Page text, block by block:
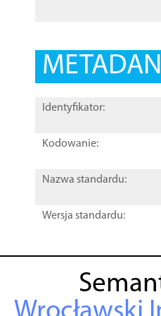
Identyfikator:
Kodowanie:
Nazwa standardu:
Wersja standardu: